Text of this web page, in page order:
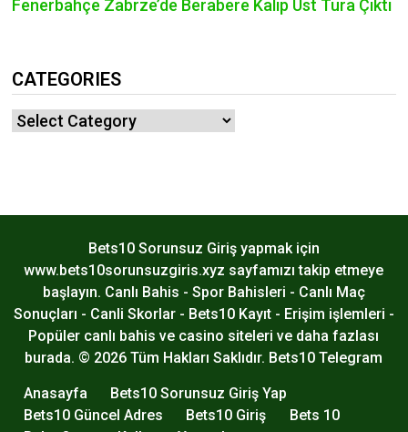
CATEGORIES
Categories
Bets10 Sorunsuz Giriş yapmak için
www.bets10sorunsuzgiris.xyz sayfamızı takip etmeye
başlayın. Canlı Bahis - Spor Bahisleri - Canlı Maç
Sonuçları - Canli Skorlar - Bets10 Kayıt - Erişim işlemleri -
Popüler canlı bahis ve casino siteleri ve daha fazlası
Anasayfa
Bets10 Sorunsuz Giriş Yap